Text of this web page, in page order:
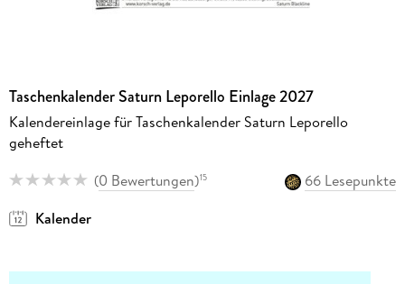
Taschenkalender Saturn Leporello Einlage 2027
Kalendereinlage für Taschenkalender Saturn Leporello
geheftet
(0 Bewertungen)15
66 Lesepunkte
Kalender